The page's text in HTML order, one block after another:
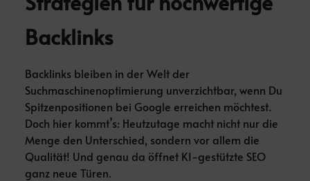
Backlinks
Backlinks bleiben in der Welt der
Suchmaschinenoptimierung unverzichtbar, wenn Du
Spitzenpositionen bei Google erreichen möchtest.
Doch hier kommt’s: Heutzutage macht nicht nur die
Menge den Unterschied, sondern vor allem die
Qualität! Und genau da öffnet KI-gestützte SEO
ganz neue Türen.